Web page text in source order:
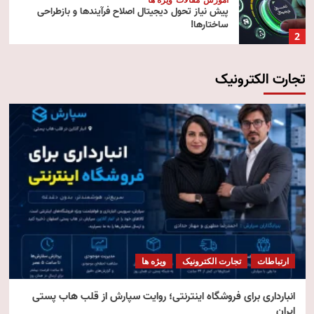
2
پیش‌ نیاز تحول دیجیتال اصلاح فرآیندها و بازطراحی
ساختارها!
3
آموزش
4
تکنولوژی مقالات ویژه ها
هوش مصنوعی استنتاجی
5
امنیت مقالات ویژه ها
امنیت فناوری اطلاعات
تجارت الکترونیک
ارتباطات تجارت الکترونیک ویژه ها
انبارداری برای فروشگاه اینترنتی؛ روایت سپارش از قلب هاب پستی